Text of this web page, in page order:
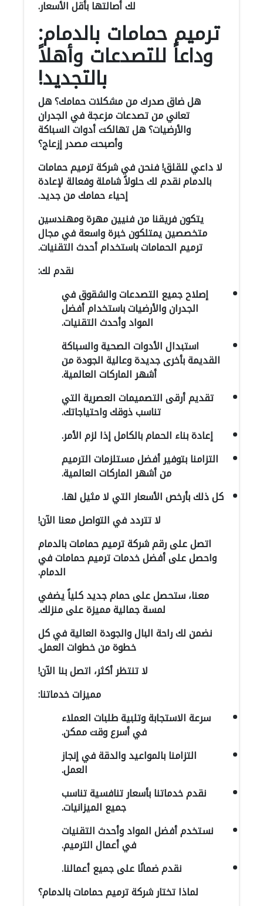
لك أصالتها بأقل الأسعار.
ترميم حمامات بالدمام:
وداعاً للتصدعات وأهلاً
بالتجديد!
هل ضاق صدرك من مشكلات حمامك؟ هل
تعاني من تصدعات مزعجة في الجدران
والأرضيات؟ هل تهالكت أدوات السباكة
وأصبحت مصدر إزعاج؟
لا داعي للقلق! فنحن في شركة ترميم حمامات
بالدمام نقدم لك حلولاً شاملة وفعالة لإعادة
إحياء حمامك من جديد.
يتكون فريقنا من فنيين مهرة ومهندسين
متخصصين يمتلكون خبرة واسعة في مجال
ترميم الحمامات باستخدام أحدث التقنيات.
نقدم لك:
إصلاح جميع التصدعات والشقوق في
الجدران والأرضيات باستخدام أفضل
المواد وأحدث التقنيات.
استبدال الأدوات الصحية والسباكة
القديمة بأخرى جديدة وعالية الجودة من
أشهر الماركات العالمية.
تقديم أرقى التصميمات العصرية التي
تناسب ذوقك واحتياجاتك.
إعادة بناء الحمام بالكامل إذا لزم الأمر.
التزامنا بتوفير أفضل مستلزمات الترميم
من أشهر الماركات العالمية.
كل ذلك بأرخص الأسعار التي لا مثيل لها.
لا تتردد في التواصل معنا الآن!
اتصل على رقم شركة ترميم حمامات بالدمام
واحصل على أفضل خدمات ترميم حمامات في
الدمام.
معنا، ستحصل على حمام جديد كلياً يضفي
لمسة جمالية مميزة على منزلك.
نضمن لك راحة البال والجودة العالية في كل
خطوة من خطوات العمل.
لا تنتظر أكثر، اتصل بنا الآن!
مميزات خدماتنا:
سرعة الاستجابة وتلبية طلبات العملاء
في أسرع وقت ممكن.
التزامنا بالمواعيد والدقة في إنجاز
العمل.
نقدم خدماتنا بأسعار تنافسية تناسب
جميع الميزانيات.
نستخدم أفضل المواد وأحدث التقنيات
في أعمال الترميم.
نقدم ضمانًا على جميع أعمالنا.
لماذا تختار شركة ترميم حمامات بالدمام؟